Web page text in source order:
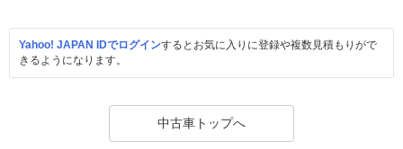
Yahoo! JAPAN IDでログインするとお気に入りに登録や複数見積もりがで
きるようになります。
中古車トップへ